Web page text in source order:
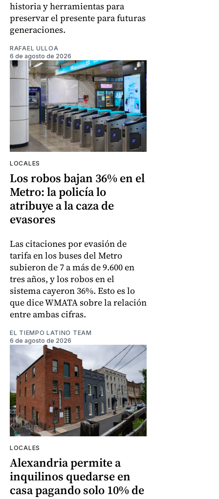
historia y herramientas para
preservar el presente para futuras
generaciones.
RAFAEL ULLOA
6 de agosto de 2026
LOCALES
Los robos bajan 36% en el
Metro: la policía lo
atribuye a la caza de
evasores
Las citaciones por evasión de
tarifa en los buses del Metro
subieron de 7 a más de 9.600 en
tres años, y los robos en el
sistema cayeron 36%. Esto es lo
que dice WMATA sobre la relación
entre ambas cifras.
EL TIEMPO LATINO TEAM
6 de agosto de 2026
LOCALES
Alexandria permite a
inquilinos quedarse en
casa pagando solo 10% de